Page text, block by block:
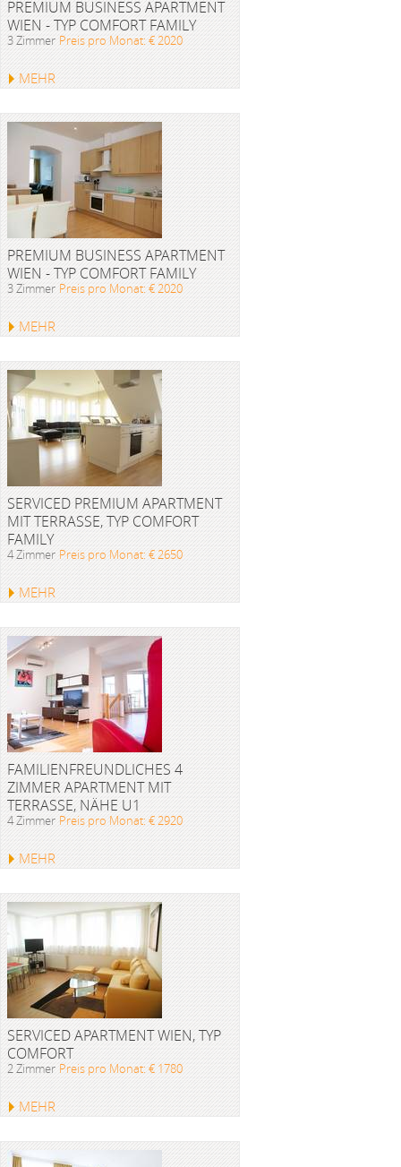
PREMIUM BUSINESS APARTMENT
WIEN - TYP COMFORT FAMILY
3 Zimmer Preis pro Monat: € 2020
MEHR
PREMIUM BUSINESS APARTMENT
WIEN - TYP COMFORT FAMILY
3 Zimmer Preis pro Monat: € 2020
MEHR
SERVICED PREMIUM APARTMENT
MIT TERRASSE, TYP COMFORT
FAMILY
4 Zimmer Preis pro Monat: € 2650
MEHR
FAMILIENFREUNDLICHES 4
ZIMMER APARTMENT MIT
TERRASSE, NÄHE U1
4 Zimmer Preis pro Monat: € 2920
MEHR
SERVICED APARTMENT WIEN, TYP
COMFORT
2 Zimmer Preis pro Monat: € 1780
MEHR